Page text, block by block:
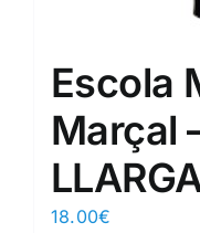
Escola
Marçal
18.00€